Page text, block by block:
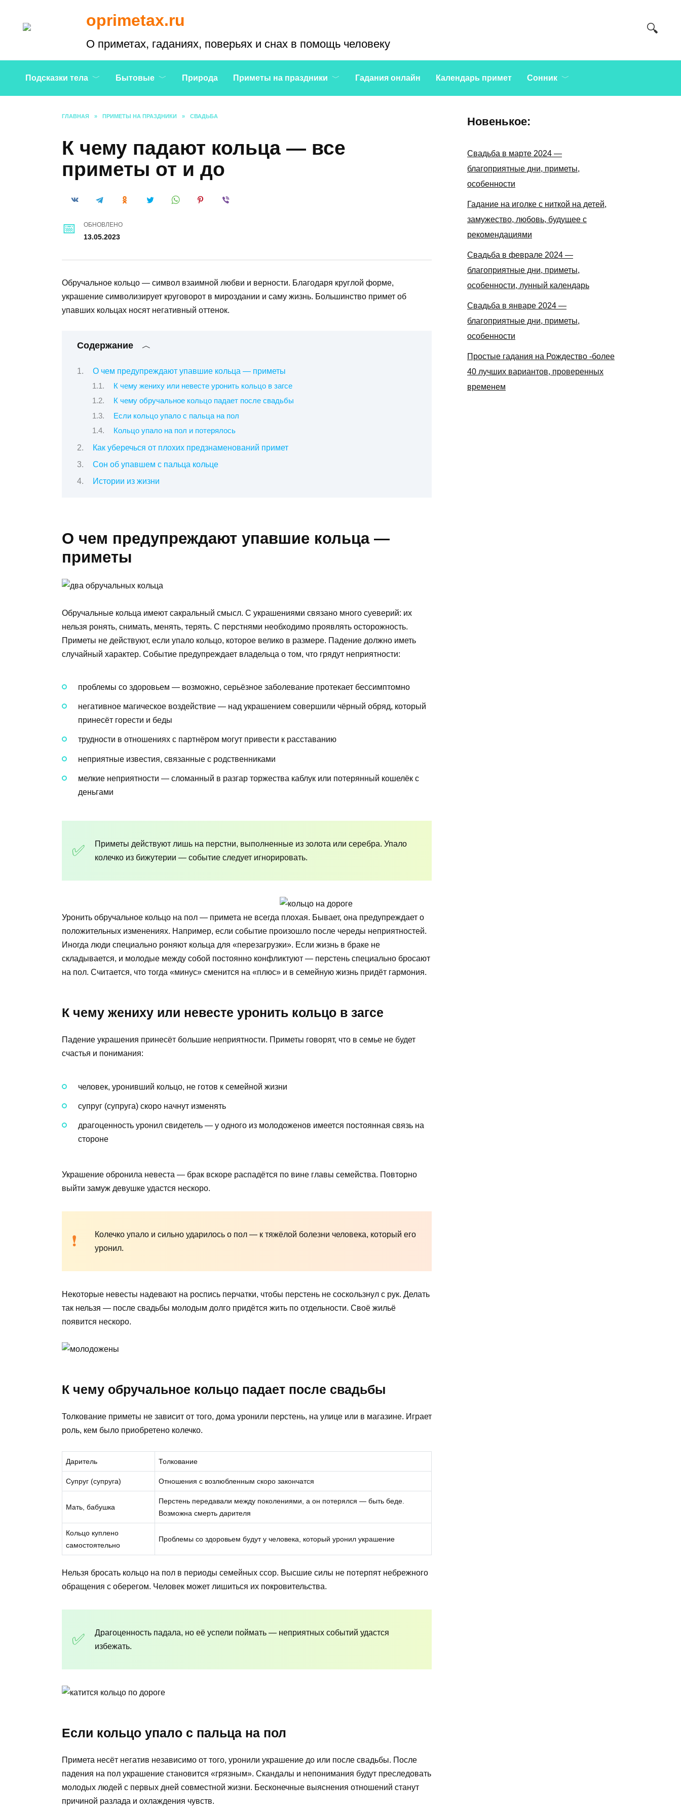
oprimetax.ru
О приметах, гаданиях, поверьях и снах в помощь человеку
Подсказки тела Бытовые Природа Приметы на праздники Гадания онлайн Календарь примет Сонник
ГЛАВНАЯ » ПРИМЕТЫ НА ПРАЗДНИКИ » СВАДЬБА
К чему падают кольца — все
приметы от и до
ОБНОВЛЕНО
13.05.2023
Обручальное кольцо — символ взаимной любви и верности. Благодаря круглой форме,
украшение символизирует круговорот в мироздании и саму жизнь. Большинство примет об
упавших кольцах носят негативный оттенок.
Содержание
О чем предупреждают упавшие кольца — приметы
К чему жениху или невесте уронить кольцо в загсе
К чему обручальное кольцо падает после свадьбы
Если кольцо упало с пальца на пол
Кольцо упало на пол и потерялось
Как уберечься от плохих предзнаменований примет
Сон об упавшем с пальца кольце
Истории из жизни
О чем предупреждают упавшие кольца —
приметы
Обручальные кольца имеют сакральный смысл. С украшениями связано много суеверий: их
нельзя ронять, снимать, менять, терять. С перстнями необходимо проявлять осторожность.
Приметы не действуют, если упало кольцо, которое велико в размере. Падение должно иметь
случайный характер. Событие предупреждает владельца о том, что грядут неприятности:
проблемы со здоровьем — возможно, серьёзное заболевание протекает бессимптомно
негативное магическое воздействие — над украшением совершили чёрный обряд, который
принесёт горести и беды
трудности в отношениях с партнёром могут привести к расставанию
неприятные известия, связанные с родственниками
мелкие неприятности — сломанный в разгар торжества каблук или потерянный кошелёк с
деньгами
Приметы действуют лишь на перстни, выполненные из золота или серебра. Упало
колечко из бижутерии — событие следует игнорировать.
Уронить обручальное кольцо на пол — примета не всегда плохая. Бывает, она предупреждает о
положительных изменениях. Например, если событие произошло после череды неприятностей.
Иногда люди специально роняют кольца для «перезагрузки». Если жизнь в браке не
складывается, и молодые между собой постоянно конфликтуют — перстень специально бросают
на пол. Считается, что тогда «минус» сменится на «плюс» и в семейную жизнь придёт гармония.
К чему жениху или невесте уронить кольцо в загсе
Падение украшения принесёт большие неприятности. Приметы говорят, что в семье не будет
счастья и понимания:
человек, уронивший кольцо, не готов к семейной жизни
супруг (супруга) скоро начнут изменять
драгоценность уронил свидетель — у одного из молодоженов имеется постоянная связь на
стороне
Украшение обронила невеста — брак вскоре распадётся по вине главы семейства. Повторно
выйти замуж девушке удастся нескоро.
Колечко упало и сильно ударилось о пол — к тяжёлой болезни человека, который его
уронил.
Некоторые невесты надевают на роспись перчатки, чтобы перстень не соскользнул с рук. Делать
так нельзя — после свадьбы молодым долго придётся жить по отдельности. Своё жильё
появится нескоро.
К чему обручальное кольцо падает после свадьбы
Толкование приметы не зависит от того, дома уронили перстень, на улице или в магазине. Играет
роль, кем было приобретено колечко.
Даритель Толкование
Супруг (супруга) Отношения с возлюбленным скоро закончатся
Мать, бабушка
Перстень передавали между поколениями, а он потерялся — быть беде.
Возможна смерть дарителя
Кольцо куплено
самостоятельно
Проблемы со здоровьем будут у человека, который уронил украшение
Нельзя бросать кольцо на пол в периоды семейных ссор. Высшие силы не потерпят небрежного
обращения с оберегом. Человек может лишиться их покровительства.
Драгоценность падала, но её успели поймать — неприятных событий удастся
избежать.
Если кольцо упало с пальца на пол
Примета несёт негатив независимо от того, уронили украшение до или после свадьбы. После
падения на пол украшение становится «грязным». Скандалы и непонимания будут преследовать
молодых людей с первых дней совместной жизни. Бесконечные выяснения отношений станут
причиной разлада и охлаждения чувств.
Новенькое:
Свадьба в марте 2024 —
благоприятные дни, приметы,
особенности
Гадание на иголке с ниткой на детей,
замужество, любовь, будущее с
рекомендациями
Свадьба в феврале 2024 —
благоприятные дни, приметы,
особенности, лунный календарь
Свадьба в январе 2024 —
благоприятные дни, приметы,
особенности
Простые гадания на Рождество -более
40 лучших вариантов, проверенных
временем